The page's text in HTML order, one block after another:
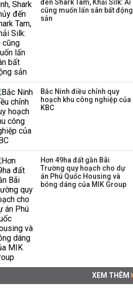
đến Shark Tam, Khải Silk: Ai
cũng muốn lấn sân bất động
sản
Bắc Ninh điều chỉnh quy
hoạch khu công nghiệp của
KBC
Hơn 49ha đất gần Bãi
Trường quy hoạch cho dự
án Phú Quốc Housing và
bóng dáng của MIK Group
XEM THÊM